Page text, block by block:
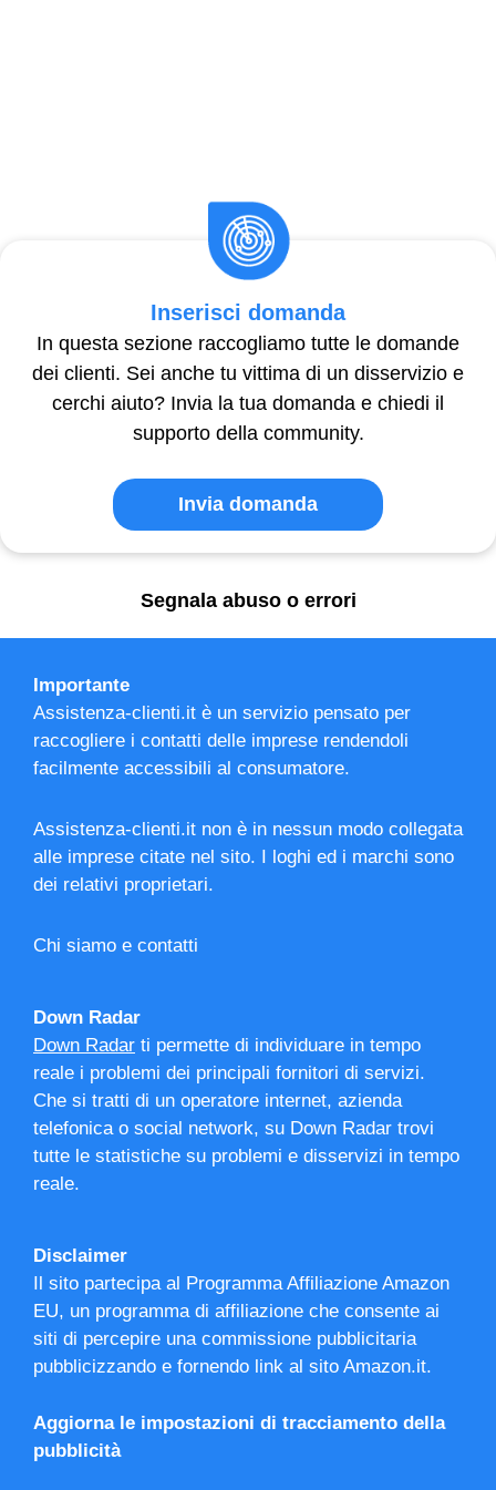
Inserisci domanda
In questa sezione raccogliamo tutte le domande
dei clienti. Sei anche tu vittima di un disservizio e
cerchi aiuto? Invia la tua domanda e chiedi il
supporto della community.
Invia domanda
Segnala abuso o errori
Importante
Assistenza-clienti.it è un servizio pensato per
raccogliere i contatti delle imprese rendendoli
facilmente accessibili al consumatore.
Assistenza-clienti.it non è in nessun modo collegata
alle imprese citate nel sito. I loghi ed i marchi sono
dei relativi proprietari.
Chi siamo e contatti
Down Radar
Down Radar ti permette di individuare in tempo
reale i problemi dei principali fornitori di servizi.
Che si tratti di un operatore internet, azienda
telefonica o social network, su Down Radar trovi
tutte le statistiche su problemi e disservizi in tempo
reale.
Disclaimer
Il sito partecipa al Programma Affiliazione Amazon
EU, un programma di affiliazione che consente ai
siti di percepire una commissione pubblicitaria
pubblicizzando e fornendo link al sito Amazon.it.
Aggiorna le impostazioni di tracciamento della
pubblicità